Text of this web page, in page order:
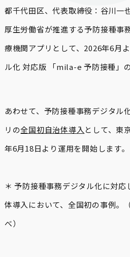
都千代田区、代表取締役：谷川一
厚生労働省が推進する予防接種事
療機関アプリとして、2026年6月
ル化 対応版 「mila-e 予防接種」
あわせて、予防接種事務デジタル
リの全国初自治体導入 として、東
年6月18日より運用を開始します。
＊ 予防接種事務デジタル化に対
体導入において、全国初の事例。
べ）